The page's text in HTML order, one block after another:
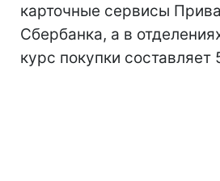
карточные сервисы
Сбербанка, а в
курс покупки составляет